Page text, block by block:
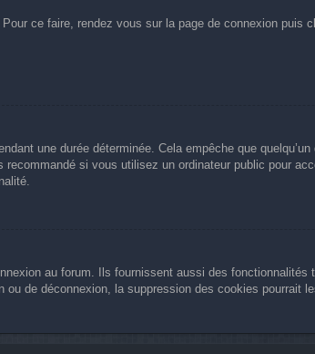
ce faire, rendez vous sur la page de connexion puis
une durée déterminée. Cela empêche que
recommandé si vous utilisez un ordinateur public pour
au forum. Ils fournissent aussi des
de déconnexion, la suppression des cookies pourrait